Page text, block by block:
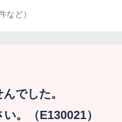
など）
でした。
。（E130021）